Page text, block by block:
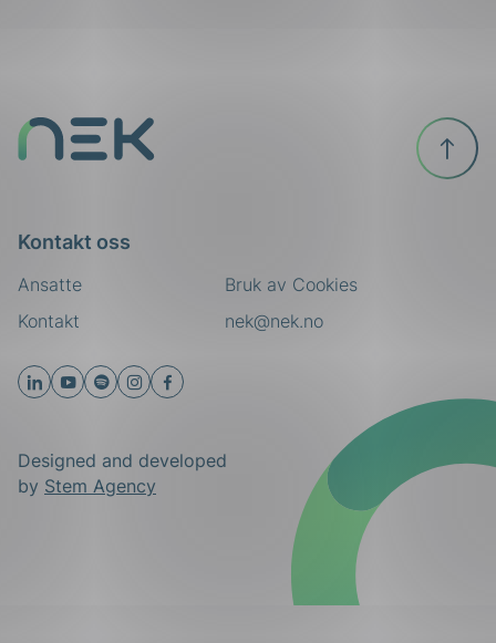
Kontakt oss
Ansatte
nek@nek.no
Kontakt
Bruk av Cookies
Designed and developed
by Stem Agency
Til
toppen